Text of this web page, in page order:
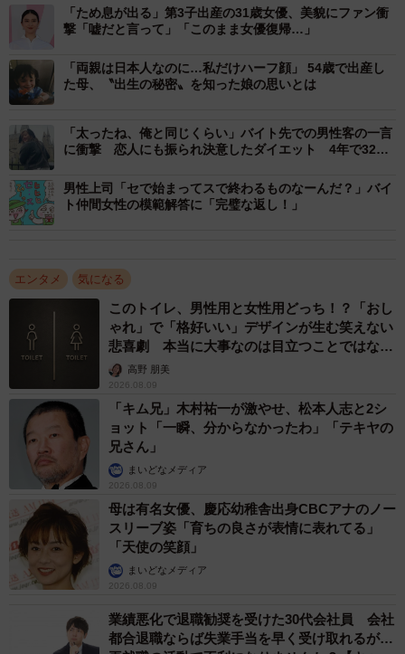
「ため息が出る」第3子出産の31歳女優、美貌にファン衝
撃「嘘だと言って」「このまま女優復帰…」
「両親は日本人なのに…私だけハーフ顔」 54歳で出産し
た母、〝出生の秘密〟を知った娘の思いとは
「太ったね、俺と同じくらい」バイト先での男性客の一言
に衝撃 恋人にも振られ決意したダイエット 4年で32キ
男性上司「セで始まってスで終わるものなーんだ？」バイ
ト仲間女性の模範解答に「完璧な返し！」
エンタメ 気になる
このトイレ、男性用と女性用どっち！？「おし
ゃれ」で「格好いい」デザインが生む笑えない
悲喜劇 本当に大事なのは目立つことではな
く…高野 朋美
2026.08.09
「キム兄」木村祐一が激やせ、松本人志と2シ
ョット「一瞬、分からなかったわ」「テキヤの
兄さん」
まいどなメディア
2026.08.09
母は有名女優、慶応幼稚舎出身CBCアナのノー
スリーブ姿「育ちの良さが表情に表れてる」
「天使の笑顔」
まいどなメディア
2026.08.09
業績悪化で退職勧奨を受けた30代会社員 会社
都合退職ならば失業手当を早く受け取れるが…